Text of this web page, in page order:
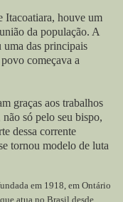
Itacoatiara, houve um
da população. A
das principais
começava a
graças aos trabalhos
só pelo seu bispo,
dessa corrente
tornou modelo de luta
em 1918, em Ontário
atua no Brasil desde